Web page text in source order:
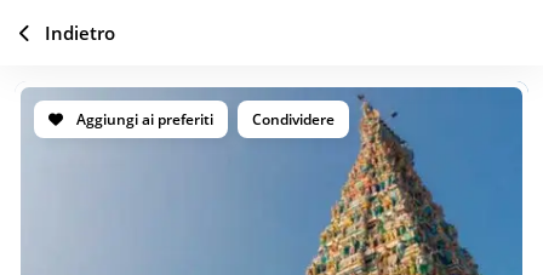
Aggiungi ai preferiti Condividere
Indietro